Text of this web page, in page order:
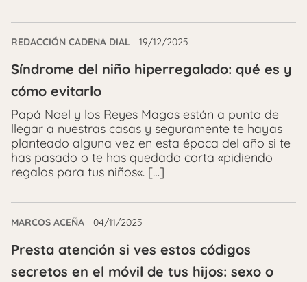
REDACCIÓN CADENA DIAL 19/12/2025
Síndrome del niño hiperregalado: qué es y
cómo evitarlo
Papá Noel y los Reyes Magos están a punto de
llegar a nuestras casas y seguramente te hayas
planteado alguna vez en esta época del año si te
has pasado o te has quedado corta «pidiendo
regalos para tus niños«. […]
MARCOS ACEÑA 04/11/2025
Presta atención si ves estos códigos
secretos en el móvil de tus hijos: sexo o